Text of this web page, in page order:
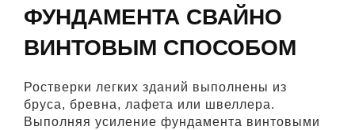
ФУНДАМЕНТА СВАЙНО
ВИНТОВЫМ СПОСОБОМ
Ростверки легких зданий выполнены из
бруса, бревна, лафета или швеллера.
Выполняя усиление фундамента винтовыми